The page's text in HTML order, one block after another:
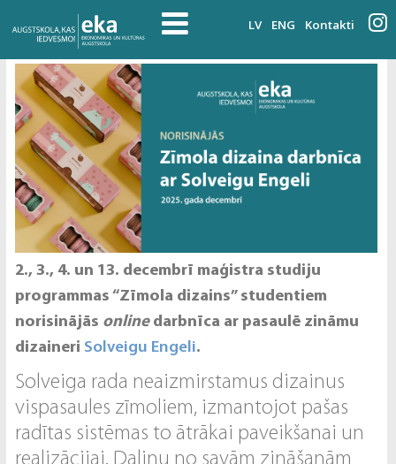
LV ENG Kontakti
2., 3., 4. un 13. decembrī maģistra studiju
programmas “Zīmola dizains” studentiem
norisinājās onlinedarbnīca ar pasaulē zināmu
dizaineri Solveigu Engeli.
Solveiga rada neaizmirstamus dizainus
vispasaules zīmoliem, izmantojot pašas
radītas sistēmas to ātrākai paveikšanai un
realizācijai. Daļiņu no savām zināšanām